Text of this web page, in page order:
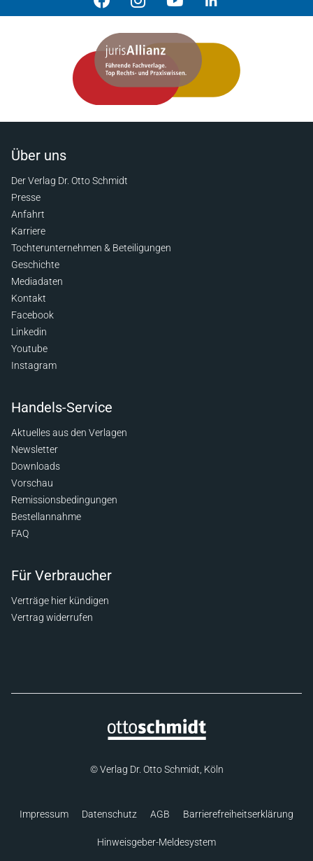
Über uns
Der Verlag Dr. Otto Schmidt
Presse
Anfahrt
Karriere
Tochterunternehmen & Beteiligungen
Geschichte
Mediadaten
Kontakt
Facebook
Linkedin
Youtube
Instagram
Handels-Service
Aktuelles aus den Verlagen
Newsletter
Downloads
Vorschau
Remissionsbedingungen
Bestellannahme
FAQ
Für Verbraucher
Verträge hier kündigen
Vertrag widerrufen
© Verlag Dr. Otto Schmidt, Köln
Impressum Datenschutz AGB Barrierefreiheitserklärung
Hinweisgeber-Meldesystem